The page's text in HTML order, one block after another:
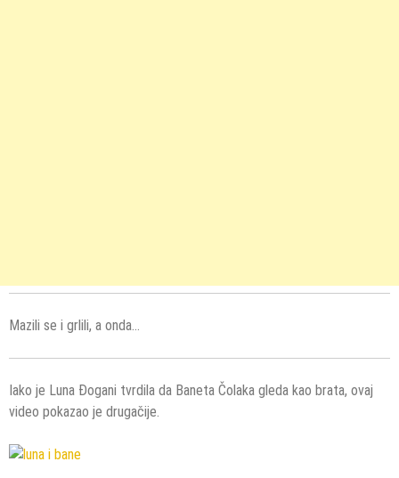
Mazili se i grlili, a onda…
Iako je Luna Đogani tvrdila da Baneta Čolaka gleda kao brata, ovaj
video pokazao je drugačije.